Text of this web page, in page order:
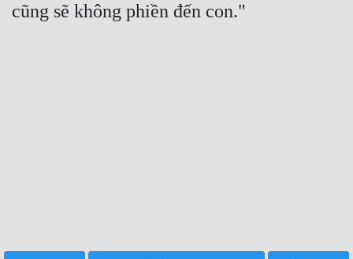
cũng sẽ không phiền đến con."